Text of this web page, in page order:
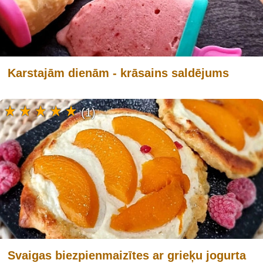
Karstajām dienām - krāsains saldējums
Svaigas biezpienmaizītes ar grieķu jogurta
(1)